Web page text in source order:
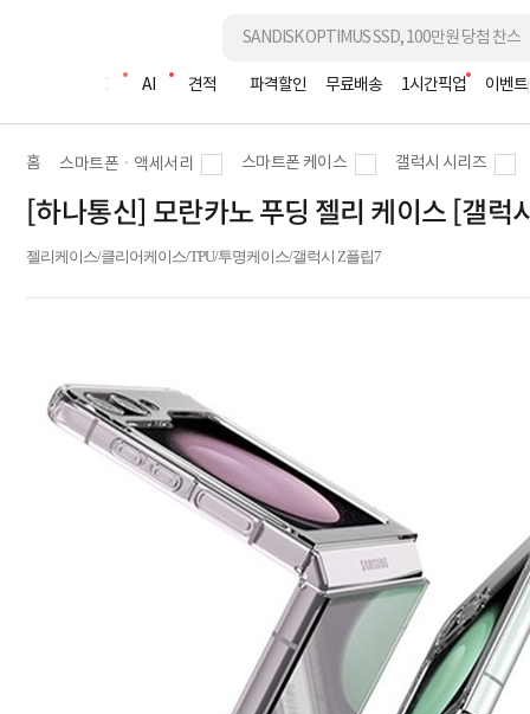
조립PC AI 견적 파격할인 무료배송 1시간픽업 이벤트
홈 스마트폰ㆍ액세서리 스마트폰 케이스 갤럭시 시리즈
[하나통신] 모란카노 푸딩 젤리 케이스 [갤
젤리케이스/클리어케이스/TPU/투명케이스/갤럭시 Z플립7